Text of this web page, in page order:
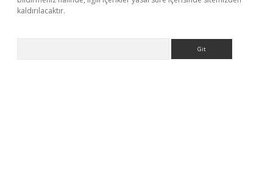
kaldırılacaktır.